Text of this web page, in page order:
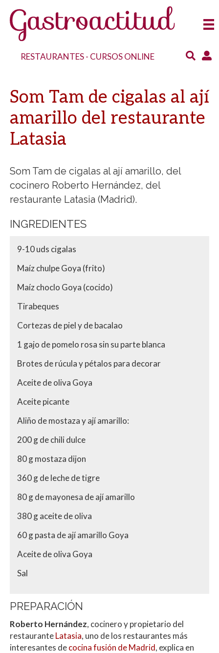
RESTAURANTES- CURSOS ONLINE
Som Tam de cigalas al ají
amarillo del restaurante
Latasia
Som Tam de cigalas al ají amarillo, del
cocinero Roberto Hernández, del
restaurante Latasia (Madrid).
INGREDIENTES
9-10 uds cigalas
Maíz chulpe Goya (frito)
Maíz choclo Goya (cocido)
Tirabeques
Cortezas de piel y de bacalao
1 gajo de pomelo rosa sin su parte blanca
Brotes de rúcula y pétalos para decorar
Aceite de oliva Goya
Aceite picante
Aliño de mostaza y ají amarillo:
200 g de chili dulce
80 g mostaza dijon
360 g de leche de tigre
80 g de mayonesa de ají amarillo
380 g aceite de oliva
60 g pasta de ají amarillo Goya
Aceite de oliva Goya
Sal
PREPARACIÓN
Roberto Hernández, cocinero y propietario del
restauranteLatasia, uno de los restaurantes más
interesantes decocina fusión de Madrid, explica en